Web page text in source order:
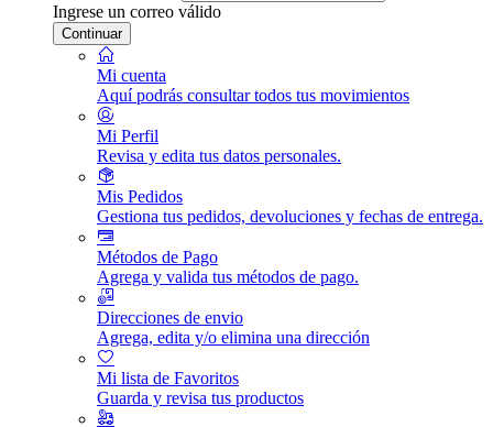
Ingrese un correo válido
Continuar
Mi cuenta
Aquí podrás consultar todos tus movimientos
Mi Perfil
Revisa y edita tus datos personales.
Mis Pedidos
Gestiona tus pedidos, devoluciones y fechas de entrega.
Métodos de Pago
Agrega y valida tus métodos de pago.
Direcciones de envio
Agrega, edita y/o elimina una dirección
Mi lista de Favoritos
Guarda y revisa tus productos